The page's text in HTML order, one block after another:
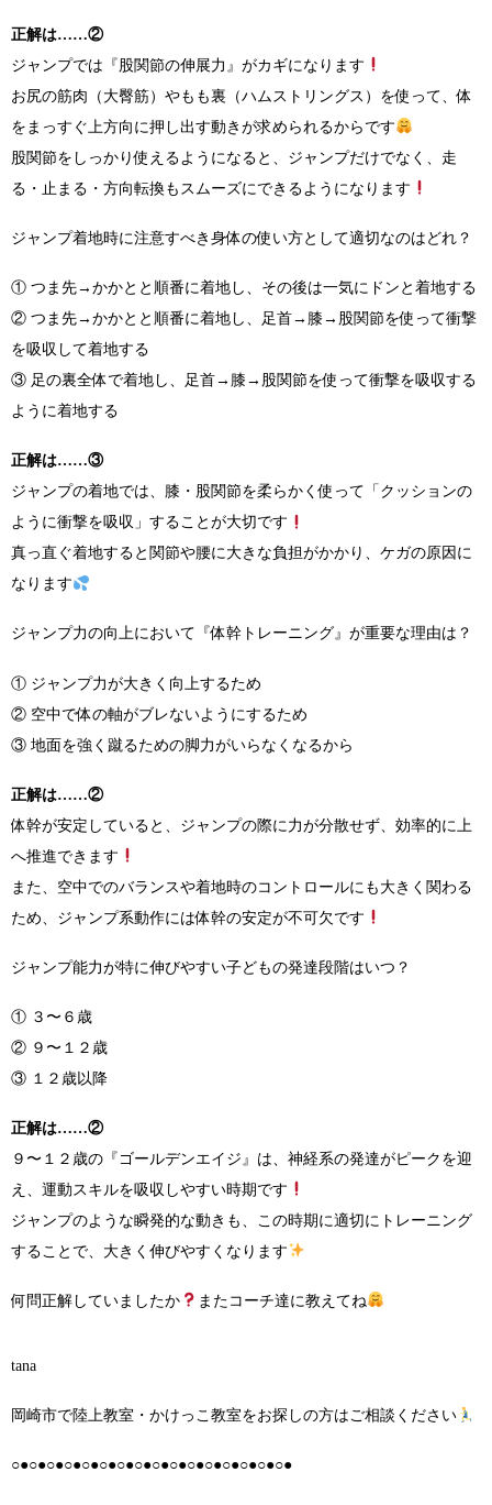
正解は……②
ジャンプでは『股関節の伸展力』がカギになります
お尻の筋肉（大臀筋）やもも裏（ハムストリングス）を使って、体
をまっすぐ上方向に押し出す動きが求められるからです
股関節をしっかり使えるようになると、ジャンプだけでなく、走
る・止まる・方向転換もスムーズにできるようになります
ジャンプ着地時に注意すべき身体の使い方として適切なのはどれ？
① つま先→かかとと順番に着地し、その後は一気にドンと着地する
② つま先→かかとと順番に着地し、足首→膝→股関節を使って衝撃
を吸収して着地する
③ 足の裏全体で着地し、足首→膝→股関節を使って衝撃を吸収する
ように着地する
正解は……③
ジャンプの着地では、膝・股関節を柔らかく使って「クッションの
ように衝撃を吸収」することが大切です
真っ直ぐ着地すると関節や腰に大きな負担がかかり、ケガの原因に
なります
ジャンプ力の向上において『体幹トレーニング』が重要な理由は？
① ジャンプ力が大きく向上するため
② 空中で体の軸がブレないようにするため
③ 地面を強く蹴るための脚力がいらなくなるから
正解は……②
体幹が安定していると、ジャンプの際に力が分散せず、効率的に上
へ推進できます
また、空中でのバランスや着地時のコントロールにも大きく関わる
ため、ジャンプ系動作には体幹の安定が不可欠です
ジャンプ能力が特に伸びやすい子どもの発達段階はいつ？
① ３〜６歳
② ９〜１２歳
③ １２歳以降
正解は……②
９〜１２歳の『ゴールデンエイジ』は、神経系の発達がピークを迎
え、運動スキルを吸収しやすい時期です
ジャンプのような瞬発的な動きも、この時期に適切にトレーニング
することで、大きく伸びやすくなります
何問正解していましたか またコーチ達に教えてね
tana
岡崎市で陸上教室・かけっこ教室をお探しの方はご相談ください
○●○●○●○●○●○●○●○●○●○●○●○●○●○●○●○●